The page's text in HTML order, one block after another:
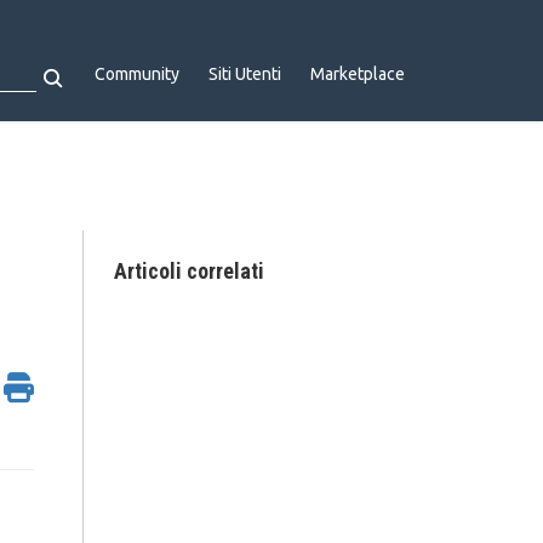
Community Siti Utenti Marketplace
Articoli correlati